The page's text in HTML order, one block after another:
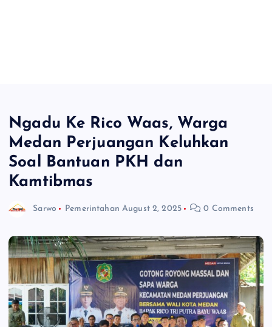
Ngadu Ke Rico Waas, Warga
Medan Perjuangan Keluhkan
Soal Bantuan PKH dan
Kamtibmas
Sarwo Pemerintahan August 2, 2025 0 Comments